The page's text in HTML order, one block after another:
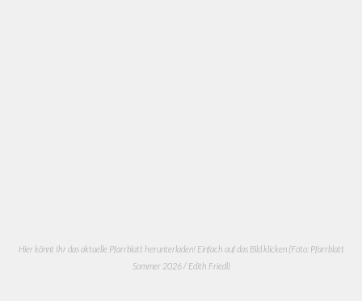
Hier könnt Ihr das aktuelle Pfarrblatt herunterladen! Einfach auf das Bild klicken (Foto: Pfarrblatt
Sommer 2026 / Edith Friedl)